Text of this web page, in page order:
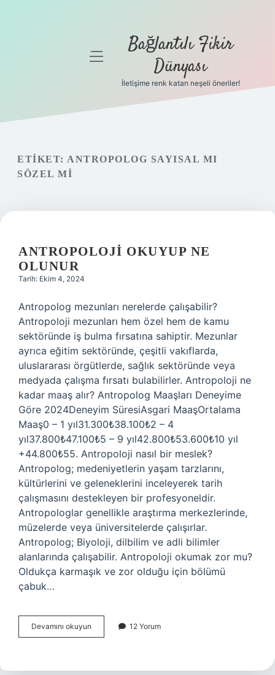
Gizlilik
Yasal Uyarı
menüyü
Bağlantılı Fikir
Dünyası
İletişime renk katan neşeli öneriler!
ETIKET: ANTROPOLOG SAYISAL MI
SÖZEL MI
ANTROPOLOJI OKUYUP NE
OLUNUR
Tarih: Ekim 4, 2024
Antropolog mezunları nerelerde çalışabilir?
Antropoloji mezunları hem özel hem de kamu
sektöründe iş bulma fırsatına sahiptir. Mezunlar
ayrıca eğitim sektöründe, çeşitli vakıflarda,
uluslararası örgütlerde, sağlık sektöründe veya
medyada çalışma fırsatı bulabilirler. Antropoloji ne
kadar maaş alır? Antropolog Maaşları Deneyime
Göre 2024Deneyim SüresiAsgari MaaşOrtalama
Maaş0 – 1 yıl31.300₺38.100₺2 – 4
yıl37.800₺47.100₺5 – 9 yıl42.800₺53.600₺10 yıl
+44.800₺55. Antropoloji nasıl bir meslek?
Antropolog; medeniyetlerin yaşam tarzlarını,
kültürlerini ve geleneklerini inceleyerek tarih
çalışmasını destekleyen bir profesyoneldir.
Antropologlar genellikle araştırma merkezlerinde,
müzelerde veya üniversitelerde çalışırlar.
Antropolog; Biyoloji, dilbilim ve adli bilimler
alanlarında çalışabilir. Antropoloji okumak zor mu?
Oldukça karmaşık ve zor olduğu için bölümü
çabuk…
Devamını okuyun Antropoloji
Okuyup
12 Yorum